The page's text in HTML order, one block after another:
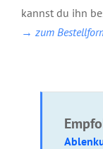
kannst du ihn
→ zum